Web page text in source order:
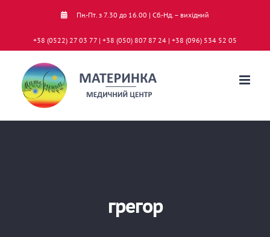
Пн.-Пт. з 7.30 до 16.00 | Сб.-Нд. – вихідний
+38 (0522) 27 03 77 | +38 (050) 807 87 24 | +38 (096) 534 52 05
грегор